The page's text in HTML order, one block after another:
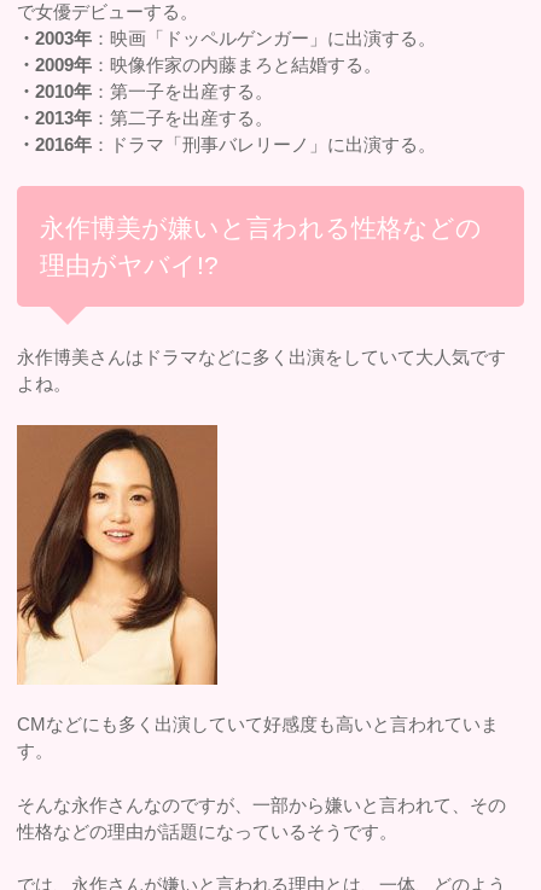
で女優デビューする。
・2003年 ：映画「ドッペルゲンガー」に出演する。
・2009年 ：映像作家の内藤まろと結婚する。
・2010年 ：第一子を出産する。
・2013年 ：第二子を出産する。
・2016年 ：ドラマ「刑事バレリーノ」に出演する。
永作博美が嫌いと言われる性格などの
理由がヤバイ!?
永作博美さんはドラマなどに多く出演をしていて大人気です
よね。
CMなどにも多く出演していて好感度も高いと言われていま
す。
そんな永作さんなのですが、一部から嫌いと言われて、その
性格などの理由が話題になっているそうです。
では、永作さんが嫌いと言われる理由とは、一体、どのよう